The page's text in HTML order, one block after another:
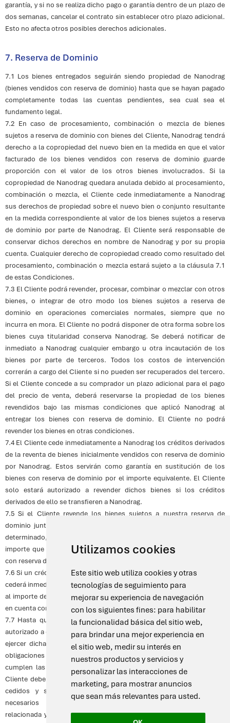
Utilizamos cookies
Este sitio web utiliza cookies y otras
tecnologías de seguimiento para
mejorar su experiencia de navegación
con los siguientes fines: para habilitar
la funcionalidad básica del sitio web,
para brindar una mejor experiencia en
el sitio web, medir su interés en
nuestros productos y servicios y
personalizar las interacciones de
marketing, para mostrar anuncios
que sean más relevantes para usted.
garantía, y si no se realiza dicho pago o garantía dentro de un plazo de
dos semanas, cancelar el contrato sin establecer otro plazo adicional.
Esto no afecta otros posibles derechos adicionales.
7. Reserva de Dominio
7.1 Los bienes entregados seguirán siendo propiedad de Nanodrag
(bienes vendidos con reserva de dominio) hasta que se hayan pagado
completamente todas las cuentas pendientes, sea cual sea el
fundamento legal.
7.2 En caso de procesamiento, combinación o mezcla de bienes
sujetos a reserva de dominio con bienes del Cliente, Nanodrag tendrá
derecho a la copropiedad del nuevo bien en la medida en que el valor
facturado de los bienes vendidos con reserva de dominio guarde
proporción con el valor de los otros bienes involucrados. Si la
copropiedad de Nanodrag quedara anulada debido al procesamiento,
combinación o mezcla, el Cliente cede inmediatamente a Nanodrag
sus derechos de propiedad sobre el nuevo bien o conjunto resultante
en la medida correspondiente al valor de los bienes sujetos a reserva
de dominio por parte de Nanodrag. El Cliente será responsable de
conservar dichos derechos en nombre de Nanodrag y por su propia
cuenta. Cualquier derecho de copropiedad creado como resultado del
procesamiento, combinación o mezcla estará sujeto a la cláusula 7.1
de estas Condiciones.
7.3 El Cliente podrá revender, procesar, combinar o mezclar con otros
bienes, o integrar de otro modo los bienes sujetos a reserva de
dominio en operaciones comerciales normales, siempre que no
incurra en mora. El Cliente no podrá disponer de otra forma sobre los
bienes cuya titularidad conserva Nanodrag. Se deberá notificar de
inmediato a Nanodrag cualquier embargo u otra incautación de los
bienes por parte de terceros. Todos los costos de intervención
correrán a cargo del Cliente si no pueden ser recuperados del tercero.
Si el Cliente concede a su comprador un plazo adicional para el pago
del precio de venta, deberá reservarse la propiedad de los bienes
revendidos bajo las mismas condiciones que aplicó Nanodrag al
entregar los bienes con reserva de dominio. El Cliente no podrá
revender los bienes en otras condiciones.
7.4 El Cliente cede inmediatamente a Nanodrag los créditos derivados
de la reventa de bienes inicialmente vendidos con reserva de dominio
por Nanodrag. Estos servirán como garantía en sustitución de los
bienes con reserva de dominio por el importe equivalente. El Cliente
solo estará autorizado a revender dichos bienes si los créditos
derivados de ello se transfieren a Nanodrag.
7.5 Si el Cliente revende los bienes sujetos a nuestra reserva de
dominio junto con bienes de otros proveedores por un precio total
determinado, cederá a Nanodrag los créditos de dicha reventa por el
importe que figure en la factura de los bienes inicialmente vendidos
con reserva de dominio por Nanodrag.
7.6 Si un crédito cedido se incluye en una cuenta corriente, el Cliente
cederá inmediatamente a Nanodrag la parte del saldo correspondiente
al importe de dicho crédito, incluido el saldo final de las operaciones
en cuenta corriente.
7.7 Hasta que Nanodrag notifique su revocación, el Cliente estará
autorizado a cobrar los créditos cedidos a Nanodrag. Nanodrag podrá
ejercer dicha revocación si el Cliente no cumple puntualmente sus
obligaciones de pago en la relación comercial con Nanodrag. Si se
cumplen las condiciones para ejercer el derecho de revocación, el
Cliente deberá informar de inmediato a Nanodrag sobre los créditos
cedidos y sus respectivos deudores, facilitar todos los datos
necesarios para su cobro, entregar toda la documentación
relacionada y notificar a los deudores sobre la cesión. Nanodrag se